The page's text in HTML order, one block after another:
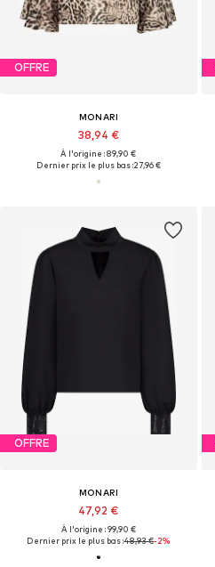
OFFRE
MONARI
38,94 €
À l'origine : 89,90 €
Dernier prix le plus bas :27,96 €
OFFRE
MONARI
47,92 €
À l'origine : 99,90 €
Dernier prix le plus bas :48,93 €-2%